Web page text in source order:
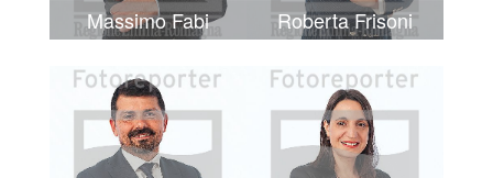
Massimo Fabi Roberta Frisoni